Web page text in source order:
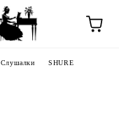
Слушалки SHURE